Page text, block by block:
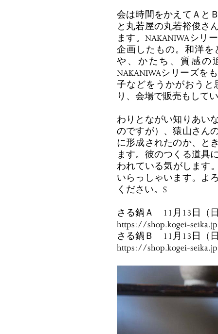
会は時間をかえてＡと
と丸若屋の丸若裕俊さ
ます。NAKANIWAシリ
企画したもの。和洋
や、かたち、質感の
NAKANIWAシリーズを
子などをうかがおう
り、会場で販売もして
わりとながい知りあい
のですが）、猿山さん
に形成されたのか、と
ます。彼のつくる道具
われている気がします
いらっしゃいます。よ
ください。S
さる鍋Ａ 11月13日（
https://shop.kogei-
さる鍋Ｂ 11月13日（
https://shop.kogei-